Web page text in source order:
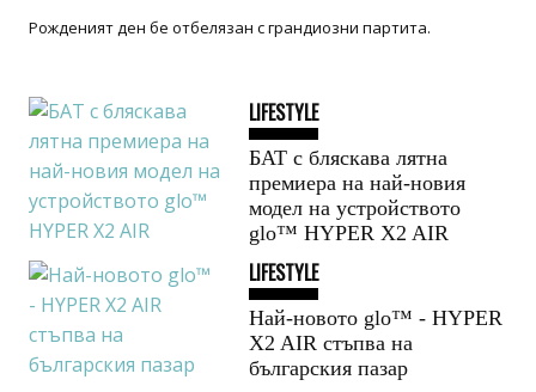
Рожденият ден бе отбелязан с грандиозни партита.
LIFESTYLE
БАТ с бляскава лятна
премиера на най-новия
модел на устройството
glo™ HYPER X2 AIR
LIFESTYLE
Най-новото glo™ - HYPER
X2 AIR стъпва на
българския пазар